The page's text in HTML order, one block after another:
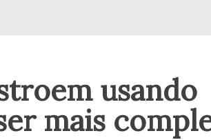
usando
mais